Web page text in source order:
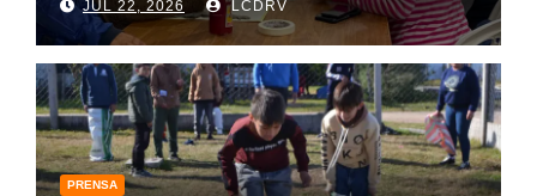
JUL 22, 2026 LCDRV
PRENSA